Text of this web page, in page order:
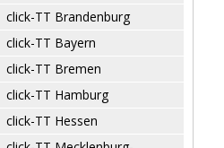
click-TT Brandenburg
click-TT Bayern
click-TT Bremen
click-TT Hamburg
click-TT Hessen